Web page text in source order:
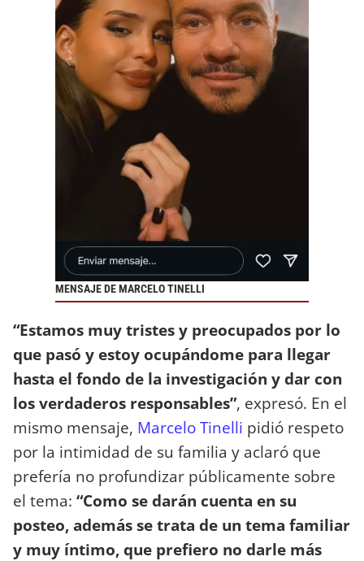
MENSAJE DE MARCELO TINELLI
“Estamos muy tristes y preocupados por lo
que pasó y estoy ocupándome para llegar
hasta el fondo de la investigación y dar con
los verdaderos responsables”, expresó. En el
mismo mensaje, Marcelo Tinelli pidió respeto
por la intimidad de su familia y aclaró que
prefería no profundizar públicamente sobre
el tema: “Como se darán cuenta en su
posteo, además se trata de un tema familiar
y muy íntimo, que prefiero no darle más